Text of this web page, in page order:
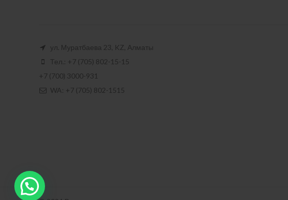
ул. Муратбаева 23, KZ, Алматы
Тел.: +7 (705) 802-15-15
+7 (700) 3000-931
WA: +7 (705) 802-1515